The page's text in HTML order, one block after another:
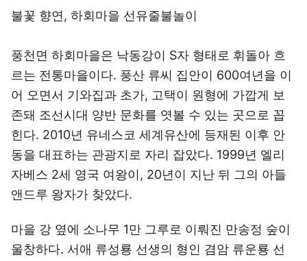
불꽃 향연, 하회마을 선유줄불놀이
풍천면 하회마을은 낙동강이 S자 형태로 휘돌아 흐
르는 전통마을이다. 풍산 류씨 집안이 600여년을 이
어 오면서 기와집과 초가, 고택이 원형에 가깝게 보
존돼 조선시대 양반 문화를 엿볼 수 있는 곳으로 꼽
힌다. 2010년 유네스코 세계유산에 등재된 이후 안
동을 대표하는 관광지로 자리 잡았다. 1999년 엘리
자베스 2세 영국 여왕이, 20년이 지난 뒤 그의 아들
앤드루 왕자가 찾았다.
마을 강 옆에 소나무 1만 그루로 이뤄진 만송정 숲이
울창하다. 서애 류성룡 선생의 형인 겸암 류운룡 선